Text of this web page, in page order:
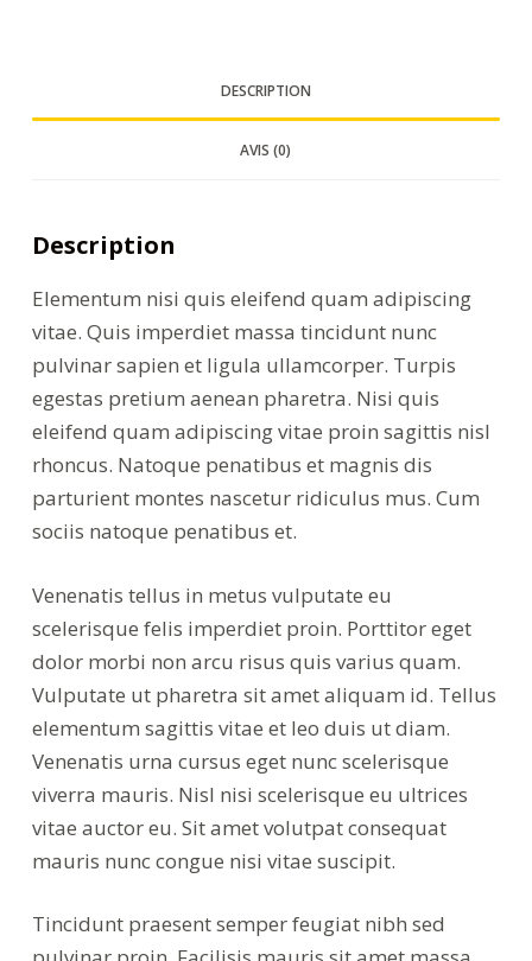
DESCRIPTION
AVIS (0)
Description
Elementum nisi quis eleifend quam adipiscing
vitae. Quis imperdiet massa tincidunt nunc
pulvinar sapien et ligula ullamcorper. Turpis
egestas pretium aenean pharetra. Nisi quis
eleifend quam adipiscing vitae proin sagittis nisl
rhoncus. Natoque penatibus et magnis dis
parturient montes nascetur ridiculus mus. Cum
sociis natoque penatibus et.
Venenatis tellus in metus vulputate eu
scelerisque felis imperdiet proin. Porttitor eget
dolor morbi non arcu risus quis varius quam.
Vulputate ut pharetra sit amet aliquam id. Tellus
elementum sagittis vitae et leo duis ut diam.
Venenatis urna cursus eget nunc scelerisque
viverra mauris. Nisl nisi scelerisque eu ultrices
vitae auctor eu. Sit amet volutpat consequat
mauris nunc congue nisi vitae suscipit.
Tincidunt praesent semper feugiat nibh sed